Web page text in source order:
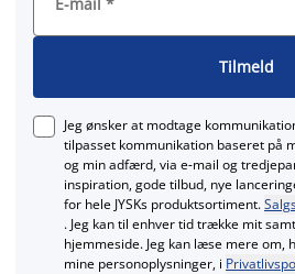
Tilmeld
Jeg ønsker at modtage
tilpasset kommunikation baseret på
og min adfærd, via e‑mail og
inspiration, gode tilbud, nye
for hele JYSKs produktsortiment.
. Jeg kan til enhver tid trække mit
hjemmeside. Jeg kan læse mere om,
mine personoplysninger, i